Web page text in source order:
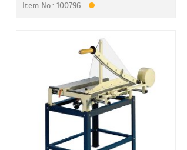
Item No.: 100796